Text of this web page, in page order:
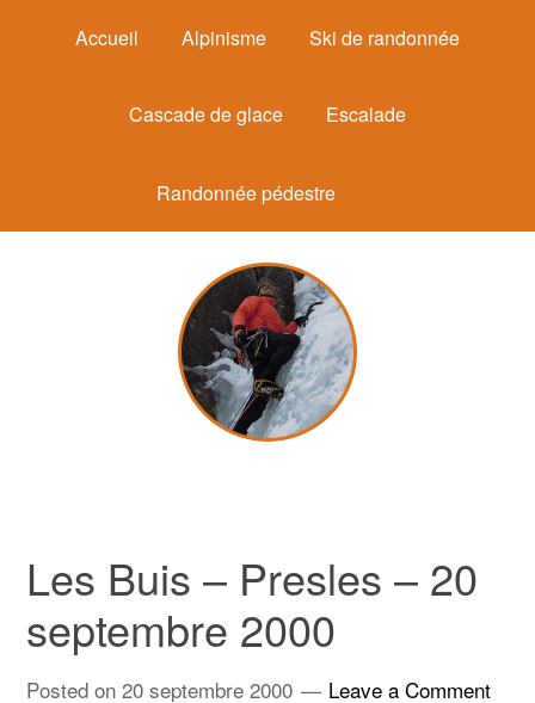
Accueil Alpinisme Ski de randonnée
Cascade de glace Escalade
Randonnée pédestre
Les Buis – Presles – 20
septembre 2000
Posted on20 septembre 2000 Leave a Comment